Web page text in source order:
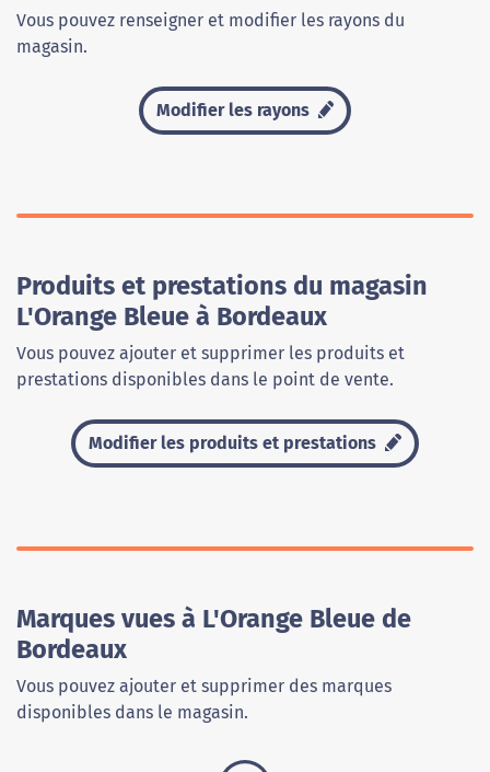
Vous pouvez renseigner et modifier les rayons du
magasin.
Modifier les rayons
Produits et prestations du magasin
L'Orange Bleue à Bordeaux
Vous pouvez ajouter et supprimer les produits et
prestations disponibles dans le point de vente.
Modifier les produits et prestations
Marques vues à L'Orange Bleue de
Bordeaux
Vous pouvez ajouter et supprimer des marques
disponibles dans le magasin.